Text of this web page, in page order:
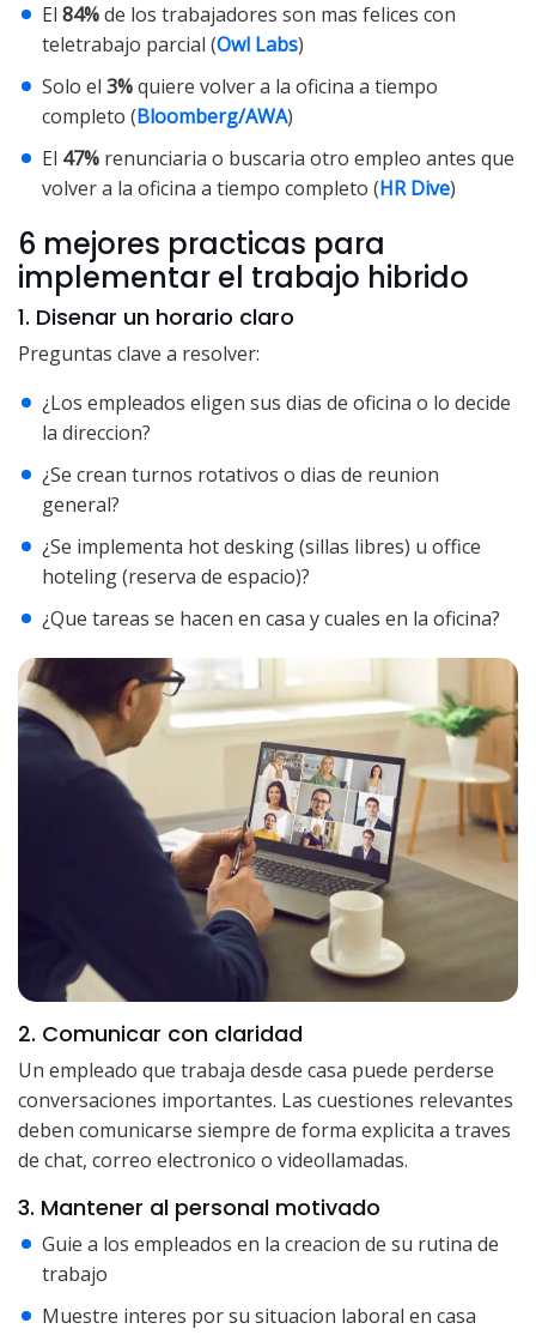
El 84%de los trabajadores son mas felices con
teletrabajo parcial (Owl Labs)
Solo el 3%quiere volver a la oficina a tiempo
completo (Bloomberg/AWA)
El 47% renunciaria o buscaria otro empleo antes que
volver a la oficina a tiempo completo (HR Dive)
6 mejores practicas para
implementar el trabajo hibrido
1. Disenar un horario claro
Preguntas clave a resolver:
¿Los empleados eligen sus dias de oficina o lo decide
la direccion?
¿Se crean turnos rotativos o dias de reunion
general?
¿Se implementa hot desking (sillas libres) u office
hoteling (reserva de espacio)?
¿Que tareas se hacen en casa y cuales en la oficina?
2. Comunicar con claridad
Un empleado que trabaja desde casa puede perderse
conversaciones importantes. Las cuestiones relevantes
deben comunicarse siempre de forma explicita a traves
de chat, correo electronico o videollamadas.
3. Mantener al personal motivado
Guie a los empleados en la creacion de su rutina de
trabajo
Muestre interes por su situacion laboral en casa